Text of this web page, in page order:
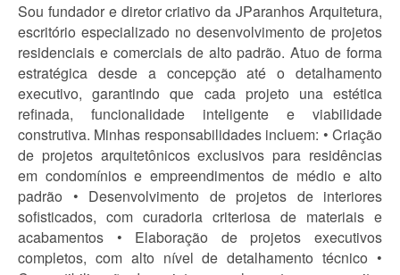
Sou fundador e diretor criativo da JParanhos Arquitetura,
escritório especializado no desenvolvimento de projetos
residenciais e comerciais de alto padrão. Atuo de forma
estratégica desde a concepção até o detalhamento
executivo, garantindo que cada projeto una estética
refinada, funcionalidade inteligente e viabilidade
construtiva. Minhas responsabilidades incluem: • Criação
de projetos arquitetônicos exclusivos para residências
em condomínios e empreendimentos de médio e alto
padrão • Desenvolvimento de projetos de interiores
sofisticados, com curadoria criteriosa de materiais e
acabamentos • Elaboração de projetos executivos
completos, com alto nível de detalhamento técnico •